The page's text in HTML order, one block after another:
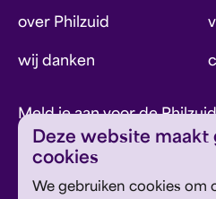
Deze website maakt
cookies
We gebruiken cookies om
over Philzuid
wij danken
Meld je aan voor de
ontvang concerttips en ons